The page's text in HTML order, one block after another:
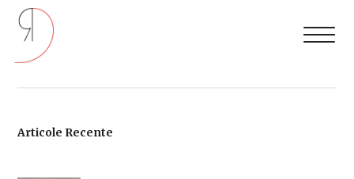
Articole Recente